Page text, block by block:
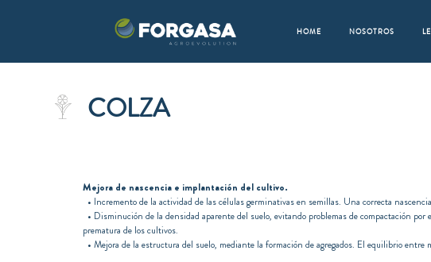
HOME NOSOTROS
COLZA
Mejora de nascencia e implantación del cultivo.
• Incremento de la actividad de las células germinativas en semillas. Una correcta
• Disminución de la densidad aparente del suelo, evitando problemas de compactación
prematura de los cultivos.
• Mejora de la estructura del suelo, mediante la formación de agregados. El equilibrio